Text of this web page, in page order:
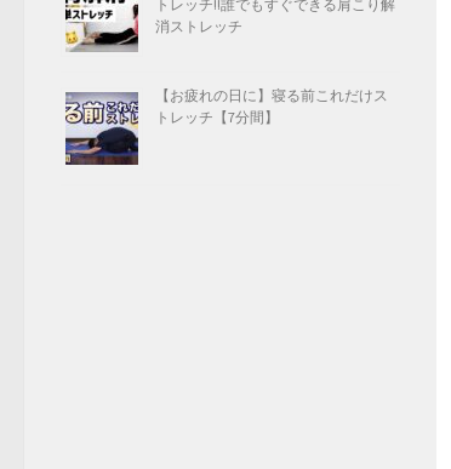
トレッチ!!誰でもすぐできる肩こり解
消ストレッチ
【お疲れの日に】寝る前これだけス
トレッチ【7分間】